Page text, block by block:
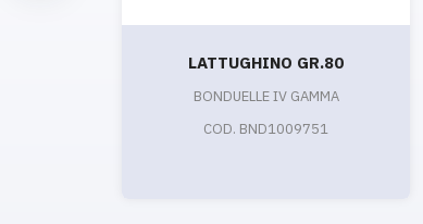
LATTUGHINO GR.80
BONDUELLE IV GAMMA
COD. BND1009751